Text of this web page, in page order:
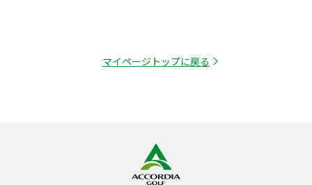
マイページトップに戻る